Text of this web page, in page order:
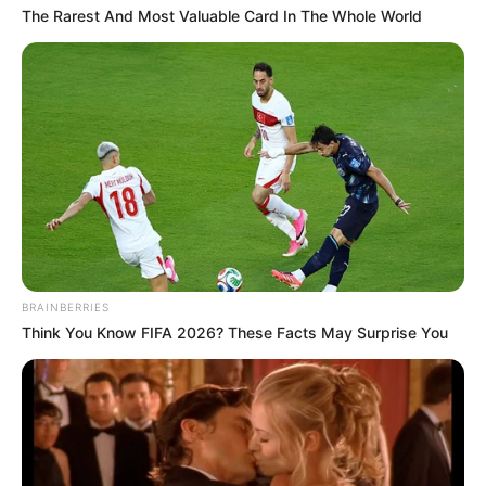
Das Wissen, das die Bauern schon seit Jahrtausenden
bei der Tier- und Pflanzenzucht anwenden, hatte
Charles Darwin 1858 der universitären Welt gelehrt. Die
mussten die Abstammungslehre ja endlich auch mal
lernen.
weitere Kalauer
Quermania folgen: Impressum & Kontakt
Suchen:
The Rarest And Most Valuable Card In The Whole World
BRAINBERRIES
Think You Know FIFA 2026? These Facts May Surprise You